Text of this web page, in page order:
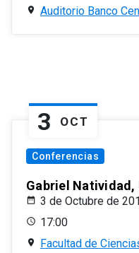
Auditorio Banco
3 OCT
Conferencias
Gabriel Natividad,
3 de Octubre de
17:00
Facultad de